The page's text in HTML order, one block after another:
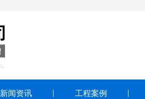
新闻资讯 工程案例